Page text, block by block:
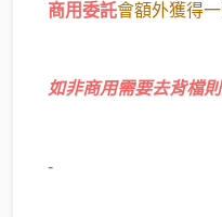
商用委託會額外獲得
如非商用需要去背檔
-